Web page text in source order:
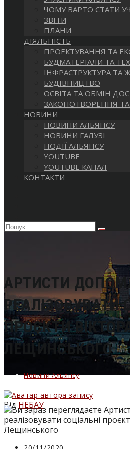
САЙТІ
ЧОМУ ВАРТО СТАТИ
ЗВІТИ
ПЛАНИ
ДІЯЛЬНІСТЬ
ПРОЕКТУВАННЯ ТА
БУДМАТЕРІАЛИ ТА
ІНФРАСТРУКТУРА ТА
БУДІВНИЦТВО
ОСВІТА ТА ОБМІН
ЗАКОНОТВОРЕННЯ
НОВИНИ
НОВИНИ АЛЬЯНСУ
НОВИНИ ГАЛУЗІ
ПОДІЇ АЛЬЯНСУ
YOUTUBE
YOUTUBE КАНАЛ
КОНТАКТИ
Пошук
АРТИСТИ
РЕАЛІЗОВУВАТИ
ПРОЄКТИ
ЛЕЩИНСЬКОГО
Новини Альянсу
Від НЕБАУ